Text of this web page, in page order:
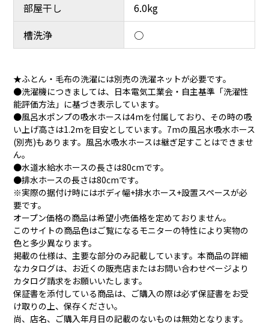
部屋干し
6.0kg
槽洗浄
○
★ふとん・毛布の洗濯には別売の洗濯ネットが必要です。
●洗濯機につきましては、日本電気工業会・自主基準「洗濯性
能評価方法」に基づき表示しています。
●風呂水ポンプの吸水ホースは4mを付属しており、その時の吸
い上げ高さは1.2mを目安としています。7mの風呂水吸水ホース
(別売)もあります。風呂水吸水ホースは継ぎ足すことはできませ
ん。
●水道水給水ホースの長さは80cmです。
●排水ホースの長さは80cmです。
※実際の据付け時にはボディ幅+排水ホース+設置スペースが必
要です。
オープン価格の商品は希望小売価格を定めておりません。
このサイトの商品色はご覧になるモニターの特性により実物の
色と多少異なります。
掲載の仕様は、主要な部分のみ記載しています。本商品の詳細
なカタログは、お近くの販売店またはお問い合わせページより
カタログ請求をお願いいたします。
保証書を添付している商品は、ご購入の際は必ず保証書をお受
け取りの上、保存ください。
尚、店名、ご購入年月日の記載のないものは無効となります。